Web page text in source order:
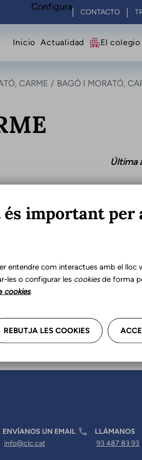
CONTACTO
Navegació
Inicio Actualidad El colegio
CARME BAGÓ I MORATÓ,
Última
ENVÍANOS UN EMAIL
info@clc.cat
LLÁMANOS
93 487 83 93
Configura
important per
entendre com interactues amb el lloc
les o configurar les cookiesde forma
cookies.
REBUTJA LES COOKIES